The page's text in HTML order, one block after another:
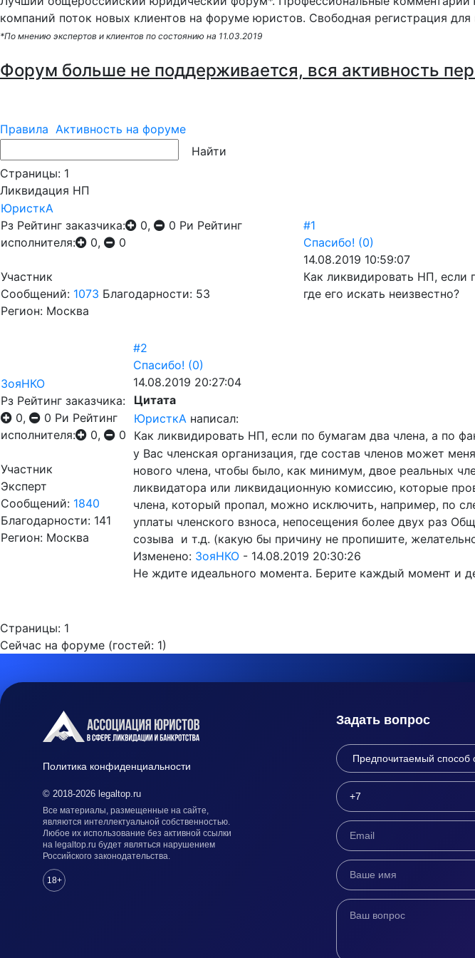
компаний поток новых клиентов на форуме юристов. Свободная регистрация для
*По мнению экспертов и клиентов по состоянию на 11.03.2019
Форум больше не поддерживается, вся активность
Правила Активность на форуме
Страницы: 1
Ликвидация НП
ЮристкА
Рз Рейтинг заказчика: 0, 0 Ри Рейтинг
исполнителя:
0, 0
Участник
Сообщений: 1073 Благодарности: 53
Регион: Москва
#1
Спасибо! (0)
14.08.2019 10:59:07
Как ликвидировать НП, если
где его искать неизвестно?
ЗояНКО
Рз Рейтинг заказчика:
0,
0 Ри Рейтинг
исполнителя:
0, 0
Участник
Эксперт
Сообщений: 1840
Благодарности: 141
Регион: Москва
#2
Спасибо! (0)
14.08.2019 20:27:04
Цитата
ЮристкА написал:
Как ликвидировать НП, если по бумагам два члена, а по
у Вас членская организация, где состав членов может
нового члена, чтобы было, как минимум, двое реальных
ликвидатора или ликвидационную комиссию, которые
члена, который пропал, можно исключить, например, по
уплаты членского взноса, непосещения более двух раз
созыва и т.д. (какую бы причину не пропишите,
Изменено: ЗояНКО - 14.08.2019 20:30:26
Не ждите идеального момента. Берите каждый момент и
Страницы: 1
Сейчас на форуме (гостей: 1)
Политика конфиденциальности
© 2018-2026 legaltop.ru
Все материалы, размещенные на сайте,
являются интеллектуальной собственностью.
Любое их использование без активной ссылки
на legaltop.ru будет являться нарушением
Российского законодательства.
18+
Задать вопрос